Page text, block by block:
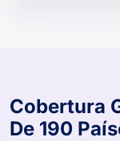
Cobertura
De 190